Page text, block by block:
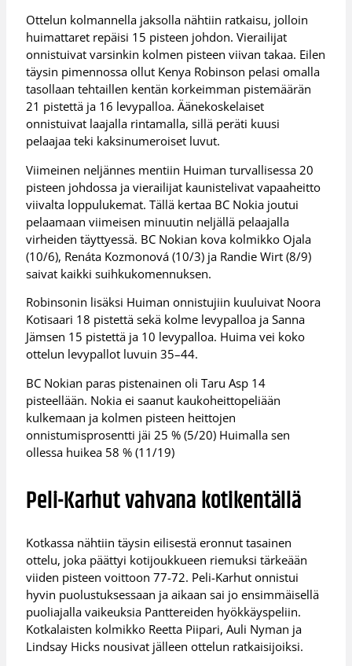
Ottelun kolmannella jaksolla nähtiin ratkaisu, jolloin
huimattaret repäisi 15 pisteen johdon. Vierailijat
onnistuivat varsinkin kolmen pisteen viivan takaa. Eilen
täysin pimennossa ollut Kenya Robinson pelasi omalla
tasollaan tehtaillen kentän korkeimman pistemäärän
21 pistettä ja 16 levypalloa. Äänekoskelaiset
onnistuivat laajalla rintamalla, sillä peräti kuusi
pelaajaa teki kaksinumeroiset luvut.
Viimeinen neljännes mentiin Huiman turvallisessa 20
pisteen johdossa ja vierailijat kaunistelivat vapaaheitto
viivalta loppulukemat. Tällä kertaa BC Nokia joutui
pelaamaan viimeisen minuutin neljällä pelaajalla
virheiden täyttyessä. BC Nokian kova kolmikko Ojala
(10/6), Renáta Kozmonová (10/3) ja Randie Wirt (8/9)
saivat kaikki suihkukomennuksen.
Robinsonin lisäksi Huiman onnistujiin kuuluivat Noora
Kotisaari 18 pistettä sekä kolme levypalloa ja Sanna
Jämsen 15 pistettä ja 10 levypalloa. Huima vei koko
ottelun levypallot luvuin 35–44.
BC Nokian paras pistenainen oli Taru Asp 14
pisteellään. Nokia ei saanut kaukoheittopeliään
kulkemaan ja kolmen pisteen heittojen
onnistumisprosentti jäi 25 % (5/20) Huimalla sen
ollessa huikea 58 % (11/19)
Peli-Karhut vahvana kotikentällä
Kotkassa nähtiin täysin eilisestä eronnut tasainen
ottelu, joka päättyi kotijoukkueen riemuksi tärkeään
viiden pisteen voittoon 77-72. Peli-Karhut onnistui
hyvin puolustuksessaan ja aikaan sai jo ensimmäisellä
puoliajalla vaikeuksia Panttereiden hyökkäyspeliin.
Kotkalaisten kolmikko Reetta Piipari, Auli Nyman ja
Lindsay Hicks nousivat jälleen ottelun ratkaisijoiksi.